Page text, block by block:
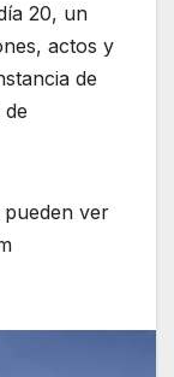
20, un
actos y
de
ver